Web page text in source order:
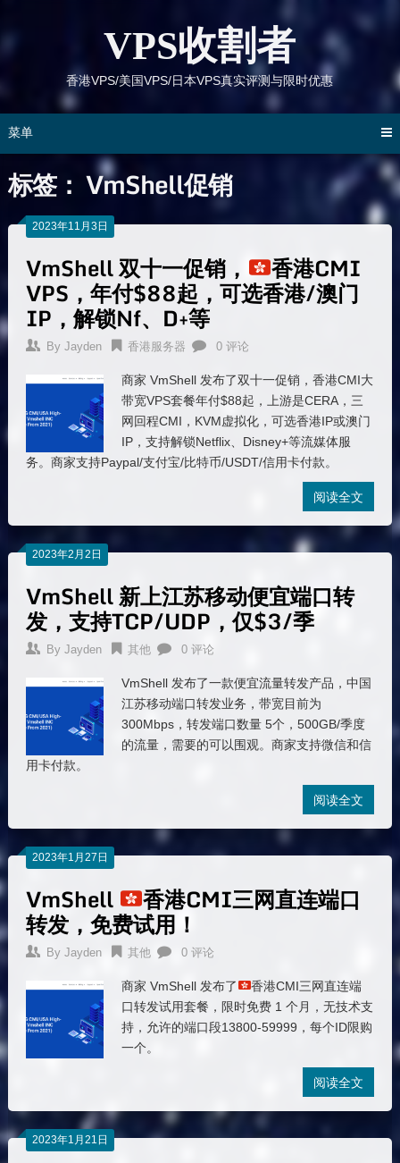
VPS收割者
香港VPS/美国VPS/日本VPS真实评测与限时优惠
菜单
标签： VmShell促销
2023年11月3日
VmShell 双十一促销， 香港CMI
VPS，年付$88起，可选香港/澳门
IP，解锁Nf、D+等
By Jayden 香港服务器 0 评论
商家 VmShell 发布了双十一促销，香港CMI大
带宽VPS套餐年付$88起，上游是CERA，三
网回程CMI，KVM虚拟化，可选香港IP或澳门
IP，支持解锁Netflix、Disney+等流媒体服
务。商家支持Paypal/支付宝/比特币/USDT/信用卡付款。
阅读全文
2023年2月2日
VmShell 新上江苏移动便宜端口转
发，支持TCP/UDP，仅$3/季
By Jayden 其他 0 评论
VmShell 发布了一款便宜流量转发产品，中国
江苏移动端口转发业务，带宽目前为
300Mbps，转发端口数量 5个，500GB/季度
的流量，需要的可以围观。商家支持微信和信
用卡付款。
阅读全文
2023年1月27日
VmShell 香港CMI三网直连端口
转发，免费试用！
By Jayden 其他 0 评论
商家 VmShell 发布了
香港CMI三网直连端
口转发试用套餐，限时免费 1 个月，无技术支
持，允许的端口段13800-59999，每个ID限购
一个。
阅读全文
2023年1月21日